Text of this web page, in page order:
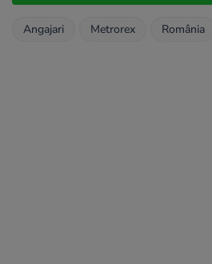
Angajari Metrorex România